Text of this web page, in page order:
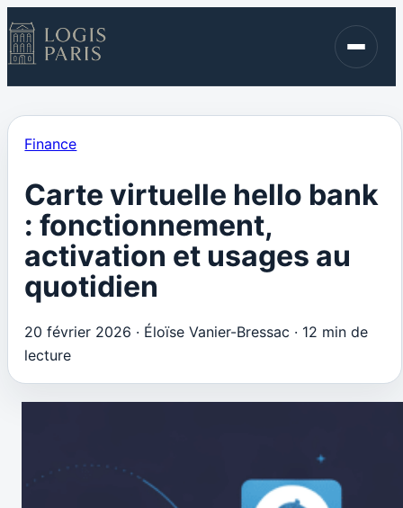
Immobilier
Contact
Finance
Carte virtuelle hello bank
: fonctionnement,
activation et usages au
quotidien
20 février 2026 · Éloïse Vanier-Bressac · 12 min de
lecture